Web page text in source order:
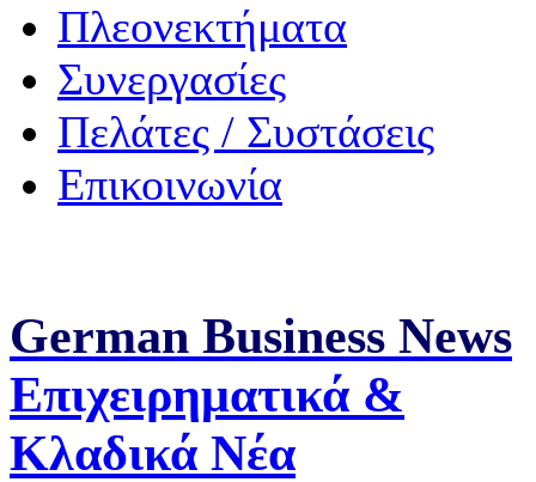
Πλεονεκτήματα
Συνεργασίες
Πελάτες / Συστάσεις
Επικοινωνία
German Business News
Επιχειρηματικά &
Κλαδικά Νέα